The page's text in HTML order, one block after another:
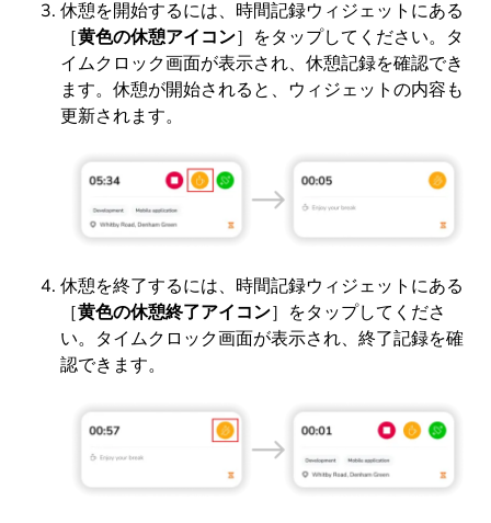
休憩を開始するには、時間記録ウィジェットにある
［黄色の休憩アイコン］をタップしてください。タ
イムクロック画面が表示され、休憩記録を確認でき
ます。休憩が開始されると、ウィジェットの内容も
更新されます。
休憩を終了するには、時間記録ウィジェットにある
［黄色の休憩終了アイコン］をタップしてくださ
い。タイムクロック画面が表示され、終了記録を確
認できます。